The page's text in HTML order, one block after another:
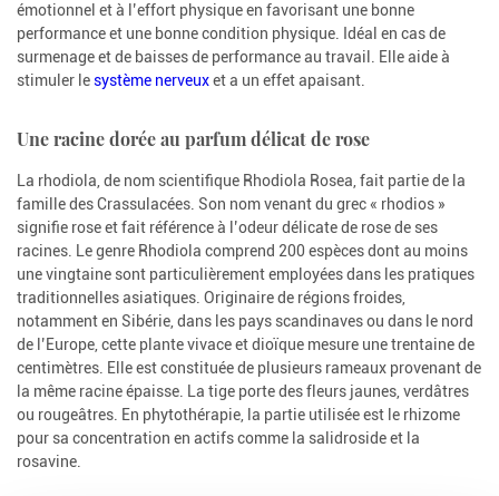
émotionnel et à l’effort physique en favorisant une bonne
performance et une bonne condition physique. Idéal en cas de
surmenage et de baisses de performance au travail. Elle aide à
stimuler lesystème nerveuxet a un effet apaisant.
Une racine dorée au parfum délicat de rose
La rhodiola, de nom scientifique Rhodiola Rosea, fait partie de la
famille des Crassulacées. Son nom venant du grec « rhodios »
signifie rose et fait référence à l’odeur délicate de rose de ses
racines. Le genre Rhodiola comprend 200 espèces dont au moins
une vingtaine sont particulièrement employées dans les pratiques
traditionnelles asiatiques. Originaire de régions froides,
notamment en Sibérie, dans les pays scandinaves ou dans le nord
de l’Europe, cette plante vivace et dioïque mesure une trentaine de
centimètres. Elle est constituée de plusieurs rameaux provenant de
la même racine épaisse. La tige porte des fleurs jaunes, verdâtres
ou rougeâtres. En phytothérapie, la partie utilisée est le rhizome
pour sa concentration en actifs comme la salidroside et la
rosavine.